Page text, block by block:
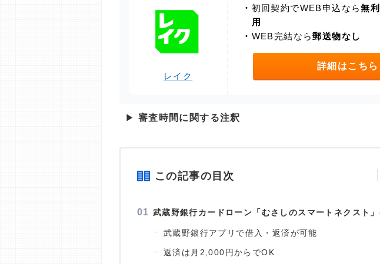
レイク
・ 初回契約でWEB申込なら無
用
・ WEB完結なら郵送物なし
詳細はこちら
▶ 審査時間に関する注釈
この記事の目次
武蔵野銀行カードローン「むさしのスマートネクスト
武蔵野銀行アプリで借入・返済が可能
返済は月2,000円からでOK